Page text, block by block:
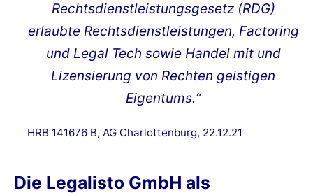
Rechtsdienstleistungsgesetz (RDG)
erlaubte Rechtsdienstleistungen, Factoring
und Legal Tech sowie Handel mit und
Lizensierung von Rechten geistigen
Eigentums.“
HRB 141676 B, AG Charlottenburg, 22.12.21
Die Legalisto GmbH als